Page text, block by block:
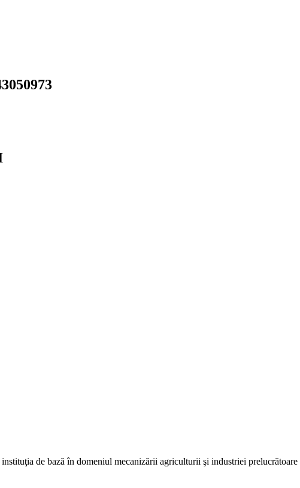
de bază în domeniul mecanizării agriculturii şi industriei